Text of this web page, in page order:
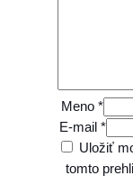
k
a
v
š
Meno *
E-mail *
Uložiť
tomto